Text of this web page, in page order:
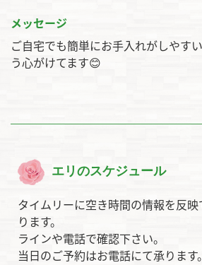
メッセージ
ご自宅でも簡単にお手入れがしやす
う心がけてます😊
エリのスケジュール
タイムリーに空き時間の情報を反
ります。
ラインや電話で確認下さい。
当日のご予約はお電話にて承ります。